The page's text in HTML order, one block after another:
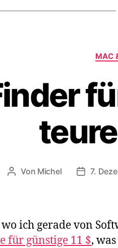
MAC
Beitragsautor
Von Michel 7.
ich gerade von
für günstige 11 $,